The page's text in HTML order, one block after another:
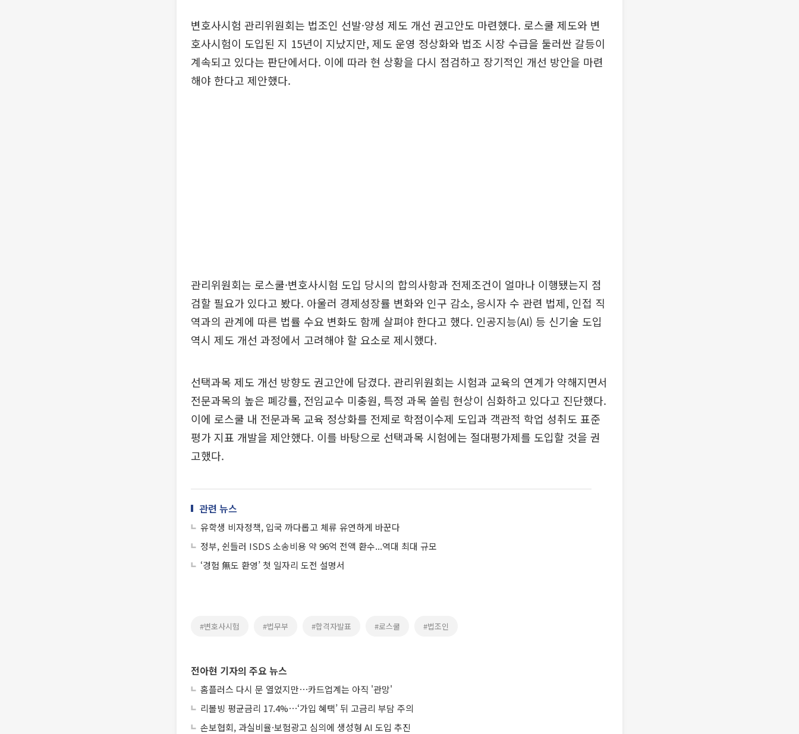
변호사시험 관리위원회는 법조인 선발·양성 제도 개선 권고안도 마련했다. 로스쿨 제도와 변
호사시험이 도입된 지 15년이 지났지만, 제도 운영 정상화와 법조 시장 수급을 둘러싼 갈등이
계속되고 있다는 판단에서다. 이에 따라 현 상황을 다시 점검하고 장기적인 개선 방안을 마련
해야 한다고 제안했다.
관리위원회는 로스쿨·변호사시험 도입 당시의 합의사항과 전제조건이 얼마나 이행됐는지 점
검할 필요가 있다고 봤다. 아울러 경제성장률 변화와 인구 감소, 응시자 수 관련 법제, 인접 직
역과의 관계에 따른 법률 수요 변화도 함께 살펴야 한다고 했다. 인공지능(AI) 등 신기술 도입
역시 제도 개선 과정에서 고려해야 할 요소로 제시했다.
선택과목 제도 개선 방향도 권고안에 담겼다. 관리위원회는 시험과 교육의 연계가 약해지면서
전문과목의 높은 폐강률, 전임교수 미충원, 특정 과목 쏠림 현상이 심화하고 있다고 진단했다.
이에 로스쿨 내 전문과목 교육 정상화를 전제로 학점이수제 도입과 객관적 학업 성취도 표준
평가 지표 개발을 제안했다. 이를 바탕으로 선택과목 시험에는 절대평가제를 도입할 것을 권
고했다.
관련 뉴스
유학생 비자정책, 입국 까다롭고 체류 유연하게 바꾼다
정부, 쉰들러 ISDS 소송비용 약 96억 전액 환수...역대 최대 규모
‘경험 無도 환영’ 첫 일자리 도전 설명서
#변호사시험 #법무부 #합격자발표 #로스쿨 #법조인
전아현 기자의 주요 뉴스
홈플러스 다시 문 열었지만⋯카드업계는 아직 '관망'
리볼빙 평균금리 17.4%⋯‘가입 혜택’ 뒤 고금리 부담 주의
손보협회, 과실비율·보험광고 심의에 생성형 AI 도입 추진